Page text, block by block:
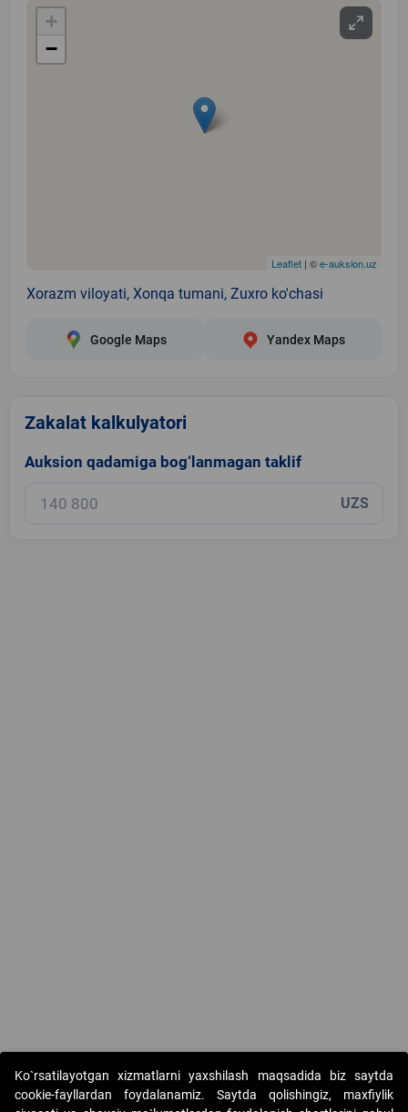
+
−
Leaflet | ©e-auksion.uz
Xorazm viloyati, Xonqa tumani, Zuxro ko'chasi
Google Maps Yandex Maps
Zakalat kalkulyatori
Auksion qadamiga bog‘lanmagan taklif
UZS
Ko`rsatilayotgan xizmatlarni yaxshilash maqsadida biz saytda
cookie-fayllardan foydalanamiz. Saytda qolishingiz, maxfiylik